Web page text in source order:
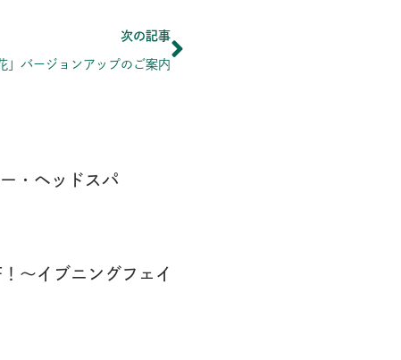
次の記事
」バージョンアップのご案内
Next
・ヘッドスパ
〜イブニングフェイ